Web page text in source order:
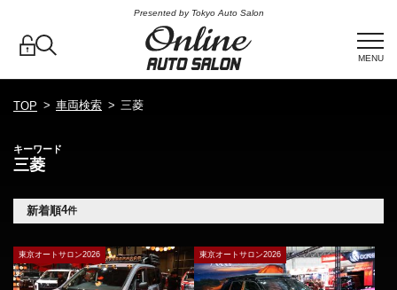
Presented by Tokyo Auto Salon
MENU
TOP 車両検索 三菱
キーワード
三菱
新着順4件
東京オートサロン2026 東京オートサロン2026